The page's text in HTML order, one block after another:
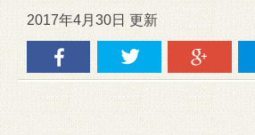
2017年4月30日 更新